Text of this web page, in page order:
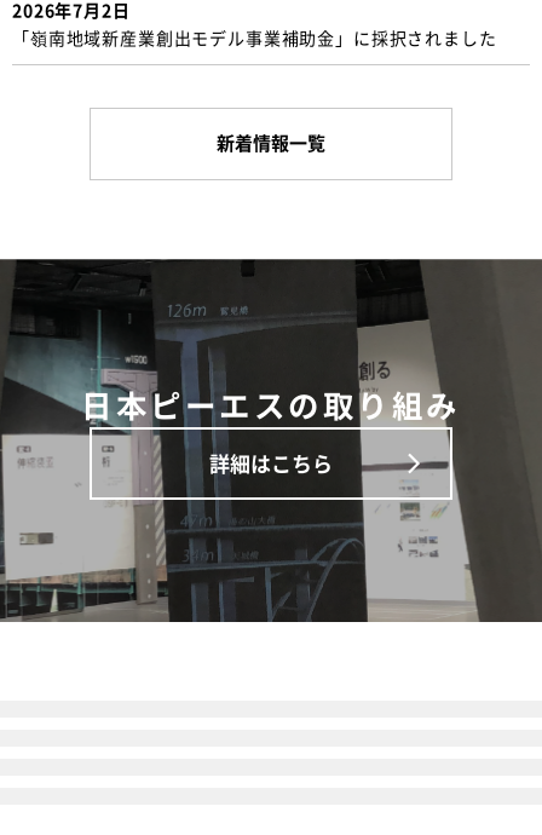
2026年7月2日
「嶺南地域新産業創出モデル事業補助金」に採択されました
新着情報一覧
日本ピーエスの取り組み
詳細はこちら